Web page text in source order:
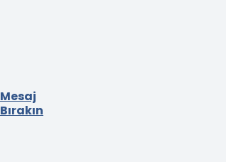
Mesaj
Bırakın